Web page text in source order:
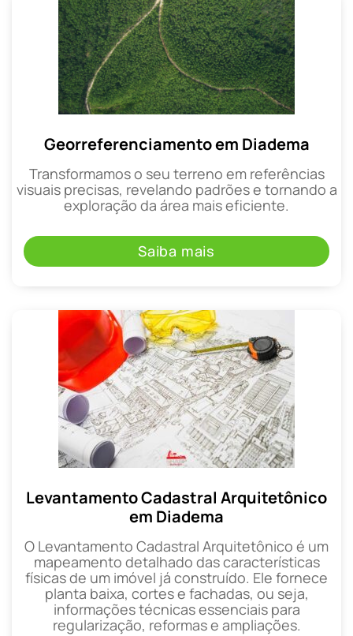
Georreferenciamento em Diadema
Transformamos o seu terreno em referências
visuais precisas, revelando padrões e tornando a
exploração da área mais eficiente.
Saiba mais
Levantamento Cadastral Arquitetônico
em Diadema
O Levantamento Cadastral Arquitetônico é um
mapeamento detalhado das características
físicas de um imóvel já construído. Ele fornece
planta baixa, cortes e fachadas, ou seja,
informações técnicas essenciais para
regularização, reformas e ampliações.